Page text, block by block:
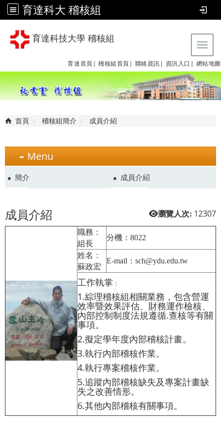
育達科大 稽核組
育達科技大學 稽核組
育達首頁| 稽核組首頁| 聯絡資訊| 資訊入口| 網站地圖
首頁 稽核組簡介 成員介紹
Menu
簡介 成員介紹
瀏覽人次: 12307
成員介紹
職務：
組長
分機：8022
姓名：
蘇政宏
E-mail： sch@ydu.edu.tw
工作執掌 ：
1.綜理稽核組相關業務，包含營運
效率暨效果評估、財務運作檢核、
內部控制制度法規遵循.查核等有關
事項。
2.擬定學年度內部稽核計畫。
3.執行內部稽核作業。
4.執行專案稽核作業。
5.追蹤內部稽核缺失及專案計畫缺
失之改善情形。
6.其他內部稽核有關事項。